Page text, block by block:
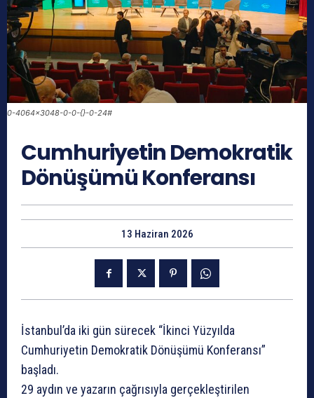
0-4064x3048-0-0-{}-0-24#
Cumhuriyetin Demokratik
Dönüşümü Konferansı
13 Haziran 2026
İstanbul’da iki gün sürecek “İkinci Yüzyılda
Cumhuriyetin Demokratik Dönüşümü Konferansı”
başladı.
29 aydın ve yazarın çağrısıyla gerçekleştirilen